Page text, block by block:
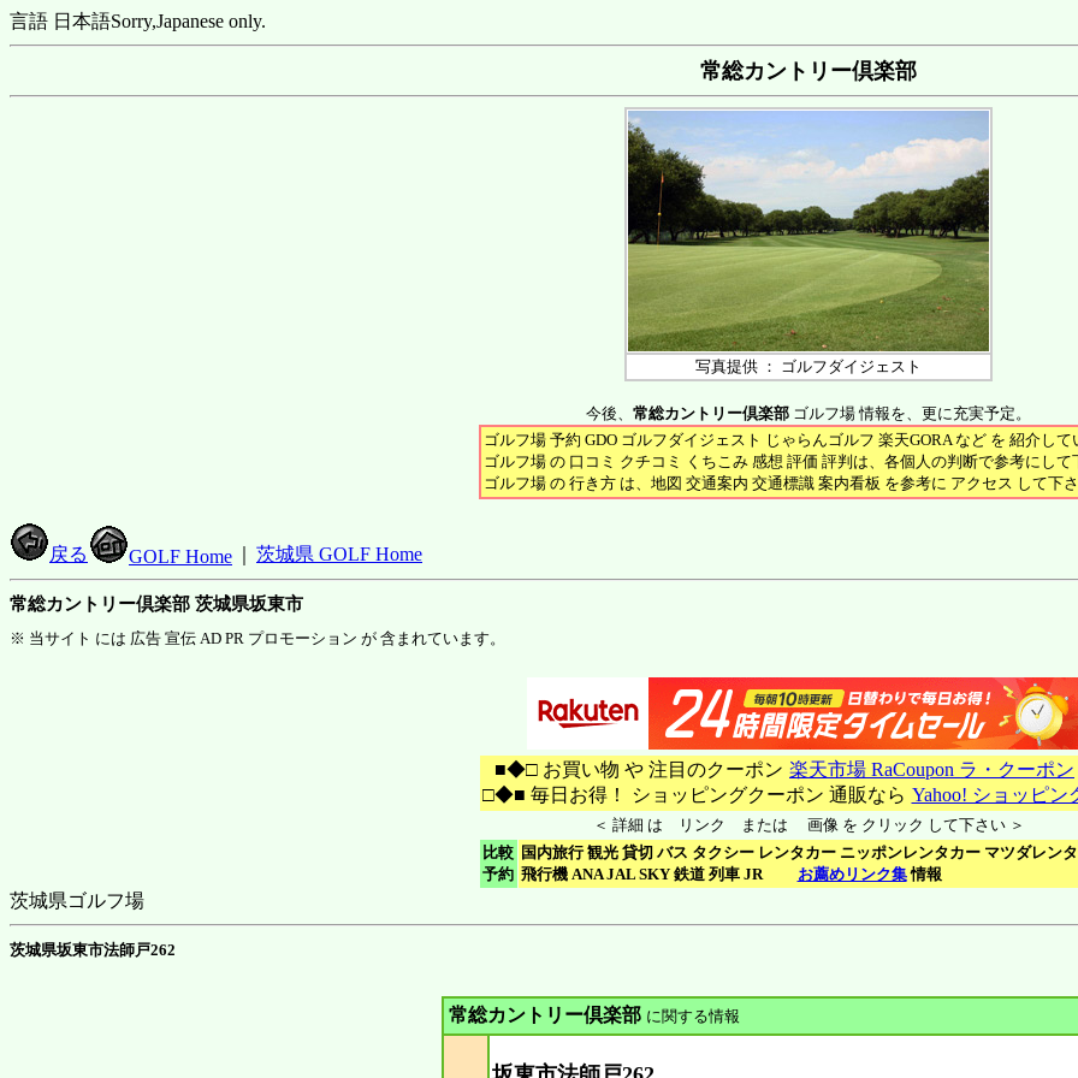
言語 日本語Sorry,Japanese only.
常総カントリー倶楽部
写真提供 ： ゴルフダイジェスト
今後、 常総カントリー倶楽部 ゴルフ場 情報を、更に充実予定。
ゴルフ場 予約 GDO ゴルフダイジェスト じゃらんゴルフ 楽天GORA など を 紹介して
ゴルフ場 の 口コミ クチコミ くちこみ 感想 評価 評判は、各個人の判断で参考にして
ゴルフ場 の 行き方 は、地図 交通案内 交通標識 案内看板 を参考に アクセス して下さ
戻る GOLF Home 茨城県 GOLF Home
常総カントリー倶楽部 茨城県坂東市
※ 当サイト には 広告 宣伝 AD PR プロモーション が 含まれています。
■◆□ お買い物 や 注目のクーポン 楽天市場 RaCoupon ラ・クーポン
□◆■ 毎日お得！ ショッピングクーポン 通販なら Yahoo! ショッピン
＜ 詳細 は リンク または 画像 を クリック して下さい ＞
比較
予約
国内旅行 観光 貸切 バス タクシー レンタカー ニッポンレンタカー マツダレン
飛行機 ANA JAL SKY 鉄道 列車 JR お薦めリンク集情報
茨城県ゴルフ場
茨城県坂東市法師戸262
常総カントリー倶楽部 に関する情報